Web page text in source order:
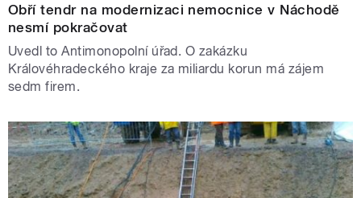
Obří tendr na modernizaci nemocnice v Náchodě
nesmí pokračovat
Uvedl to Antimonopolní úřad. O zakázku
Královéhradeckého kraje za miliardu korun má zájem
sedm firem.